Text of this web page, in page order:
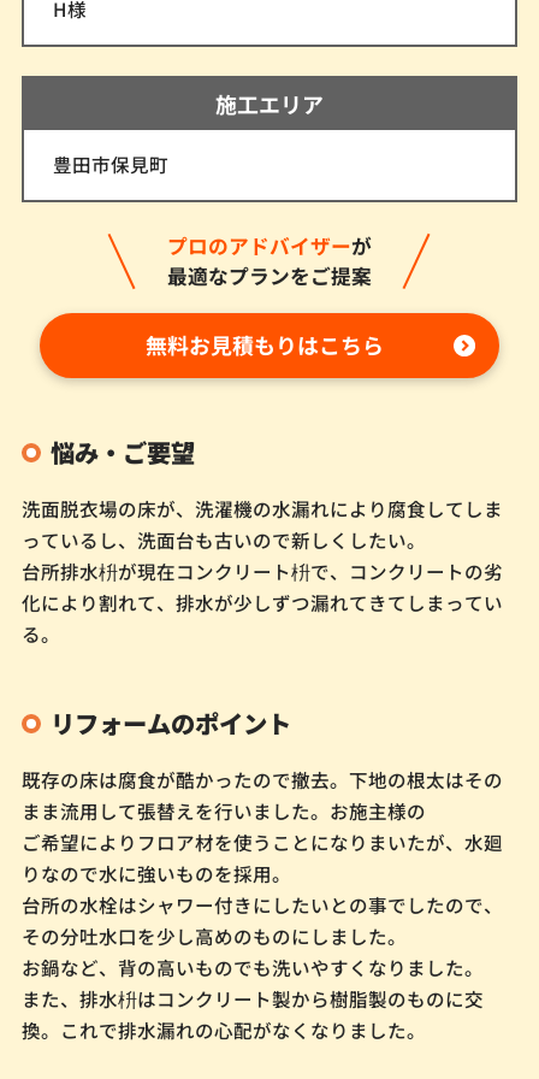
H様
施工エリア
豊田市保見町
プロのアドバイザーが
最適なプランをご提案
無料お見積もりはこちら
悩み・ご要望
洗面脱衣場の床が、洗濯機の水漏れにより腐食してしま
っているし、洗面台も古いので新しくしたい。
台所排水枡が現在コンクリート枡で、コンクリートの劣
化により割れて、排水が少しずつ漏れてきてしまってい
る。
リフォームのポイント
既存の床は腐食が酷かったので撤去。下地の根太はその
まま流用して張替えを行いました。お施主様の
ご希望によりフロア材を使うことになりまいたが、水廻
りなので水に強いものを採用。
台所の水栓はシャワー付きにしたいとの事でしたので、
その分吐水口を少し高めのものにしました。
お鍋など、背の高いものでも洗いやすくなりました。
また、排水枡はコンクリート製から樹脂製のものに交
換。これで排水漏れの心配がなくなりました。